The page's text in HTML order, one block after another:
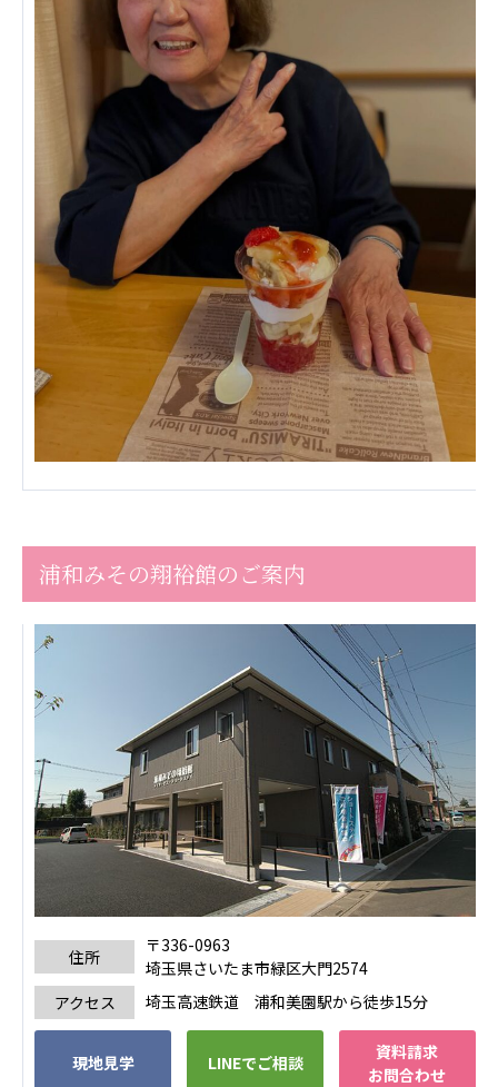
広州谷豊園
浦和みその翔裕館のご案内
住所
〒336-0963
埼玉県さいたま市緑区大門2574
アクセス
埼玉高速鉄道 浦和美園駅から徒歩15分
現地見学 LINEでご相談
資料請求
お問合わせ